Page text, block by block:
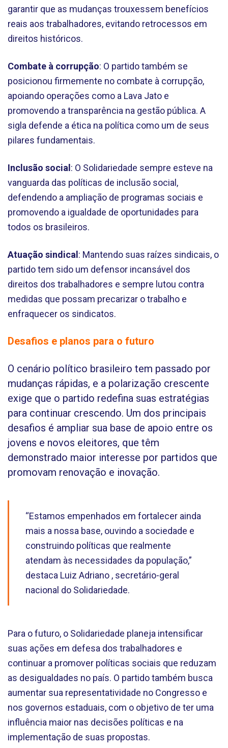
garantir que as mudanças trouxessem benefícios
reais aos trabalhadores, evitando retrocessos em
direitos históricos.
Combate à corrupção: O partido também se
posicionou firmemente no combate à corrupção,
apoiando operações como a Lava Jato e
promovendo a transparência na gestão pública. A
sigla defende a ética na política como um de seus
pilares fundamentais.
Inclusão social : O Solidariedade sempre esteve na
vanguarda das políticas de inclusão social,
defendendo a ampliação de programas sociais e
promovendo a igualdade de oportunidades para
todos os brasileiros.
Atuação sindical : Mantendo suas raízes sindicais, o
partido tem sido um defensor incansável dos
direitos dos trabalhadores e sempre lutou contra
medidas que possam precarizar o trabalho e
enfraquecer os sindicatos.
Desafios e planos para o futuro
O cenário político brasileiro tem passado por
mudanças rápidas, e a polarização crescente
exige que o partido redefina suas estratégias
para continuar crescendo. Um dos principais
desafios é ampliar sua base de apoio entre os
jovens e novos eleitores, que têm
demonstrado maior interesse por partidos que
promovam renovação e inovação.
“Estamos empenhados em fortalecer ainda
mais a nossa base, ouvindo a sociedade e
construindo políticas que realmente
atendam às necessidades da população,”
destaca Luiz Adriano , secretário-geral
nacional do Solidariedade.
Para o futuro, o Solidariedade planeja intensificar
suas ações em defesa dos trabalhadores e
continuar a promover políticas sociais que reduzam
as desigualdades no país. O partido também busca
aumentar sua representatividade no Congresso e
nos governos estaduais, com o objetivo de ter uma
influência maior nas decisões políticas e na
implementação de suas propostas.